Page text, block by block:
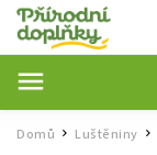
Domů / Luštěniny